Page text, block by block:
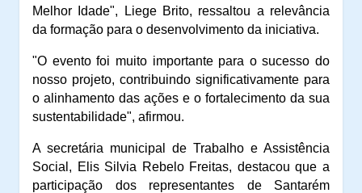
Melhor Idade", Liege Brito, ressaltou a relevância
da formação para o desenvolvimento da iniciativa.
"O evento foi muito importante para o sucesso do
nosso projeto, contribuindo significativamente para
o alinhamento das ações e o fortalecimento da sua
sustentabilidade", afirmou.
A secretária municipal de Trabalho e Assistência
Social, Elis Silvia Rebelo Freitas, destacou que a
participação dos representantes de Santarém